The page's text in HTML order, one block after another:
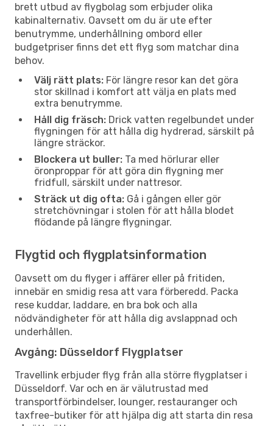
brett utbud av flygbolag som erbjuder olika
kabinalternativ. Oavsett om du är ute efter
benutrymme, underhållning ombord eller
budgetpriser finns det ett flyg som matchar dina
behov.
Välj rätt plats: För längre resor kan det göra
stor skillnad i komfort att välja en plats med
extra benutrymme.
Håll dig fräsch: Drick vatten regelbundet under
flygningen för att hålla dig hydrerad, särskilt på
längre sträckor.
Blockera ut buller: Ta med hörlurar eller
öronproppar för att göra din flygning mer
fridfull, särskilt under nattresor.
Sträck ut dig ofta: Gå i gången eller gör
stretchövningar i stolen för att hålla blodet
flödande på längre flygningar.
Flygtid och flygplatsinformation
Oavsett om du flyger i affärer eller på fritiden,
innebär en smidig resa att vara förberedd. Packa
rese kuddar, laddare, en bra bok och alla
nödvändigheter för att hålla dig avslappnad och
underhållen.
Avgång: Düsseldorf Flygplatser
Travellink erbjuder flyg från alla större flygplatser i
Düsseldorf. Var och en är välutrustad med
transportförbindelser, lounger, restauranger och
taxfree-butiker för att hjälpa dig att starta din resa